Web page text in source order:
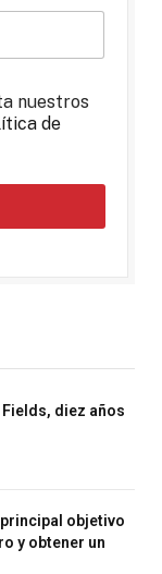
nuestros
de
diez años
objetivo
y obtener un